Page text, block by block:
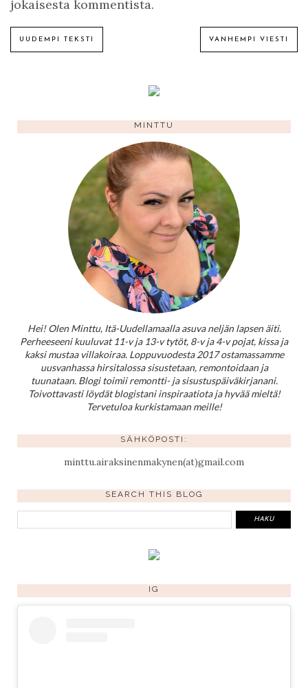
jokaisesta kommentista.
UUDEMPI TEKSTI VANHEMPI VIESTI
MINTTU
Hei! Olen Minttu, Itä-Uudellamaalla asuva neljän lapsen äiti.
Perheeseeni kuuluvat 11-v ja 13-v tytöt, 8-v ja 4-v pojat, kissa ja
kaksi mustaa villakoiraa. Loppuvuodesta 2017 ostamassamme
uusvanhassa hirsitalossa sisustetaan, remontoidaan ja
tuunataan. Blogi toimii remontti- ja sisustuspäiväkirjanani.
Toivottavasti löydät blogistani inspiraatiota ja hyvää mieltä!
Tervetuloa kurkistamaan meille!
SÄHKÖPOSTI:
minttu.airaksinenmakynen(at)gmail.com
SEARCH THIS BLOG
IG